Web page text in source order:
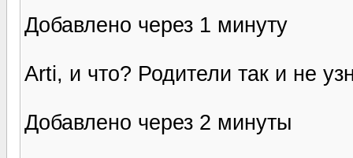
Добавлено через 1 минуту
Arti, и что? Родители так и не
Добавлено через 2 минуты